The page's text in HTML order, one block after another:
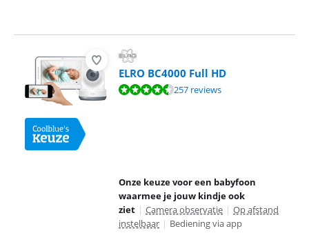
ELRO BC4000 Full HD
Beoordeling is 8,7 van de 10, gebaseerd op 257 reviews.
257 reviews
Onze keuze voor een babyfoon
waarmee je jouw kindje ook
ziet | Camera observatie | Op afstand
instelbaar | Bediening via app